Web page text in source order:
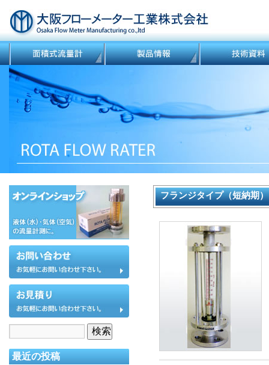
フランジタイプ（短納期）
最近の投稿